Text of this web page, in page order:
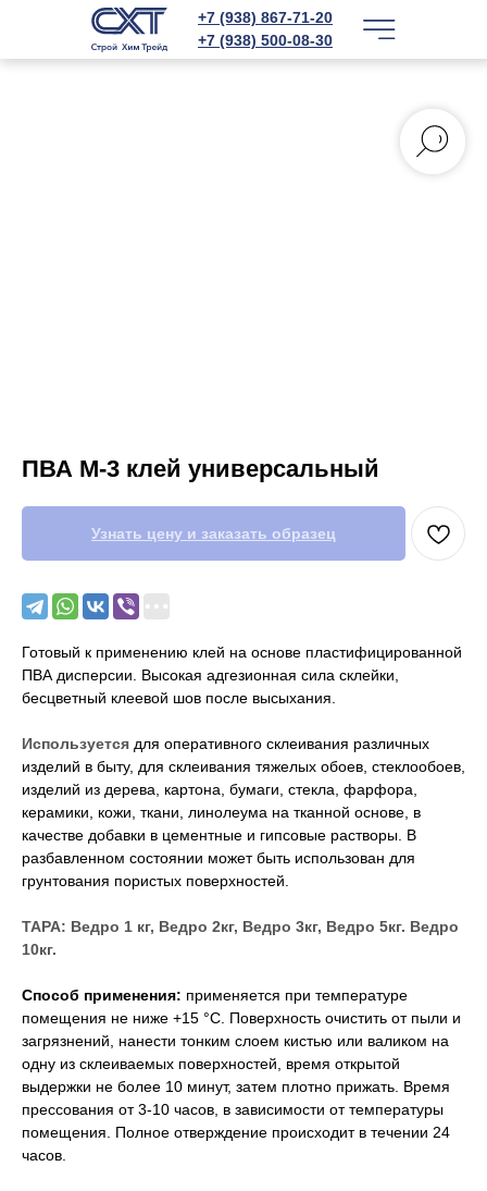
+7 (938) 867-71-20
+7 (938) 500-08-30
ПВА М-3 клей универсальный
Узнать цену и заказать образец
Готовый к применению клей на основе пластифицированной
ПВА дисперсии. Высокая адгезионная сила склейки,
бесцветный клеевой шов после высыхания.
Используется для оперативного склеивания различных
изделий в быту, для склеивания тяжелых обоев, стеклообоев,
изделий из дерева, картона, бумаги, стекла, фарфора,
керамики, кожи, ткани, линолеума на тканной основе, в
качестве добавки в цементные и гипсовые растворы. В
разбавленном состоянии может быть использован для
грунтования пористых поверхностей.
ТАРА: Ведро 1 кг, Ведро 2кг, Ведро 3кг, Ведро 5кг. Ведро
10кг.
Способ применения: применяется при температуре
помещения не ниже +15 °С. Поверхность очистить от пыли и
загрязнений, нанести тонким слоем кистью или валиком на
одну из склеиваемых поверхностей, время открытой
выдержки не более 10 минут, затем плотно прижать. Время
прессования от 3-10 часов, в зависимости от температуры
помещения. Полное отверждение происходит в течении 24
часов.